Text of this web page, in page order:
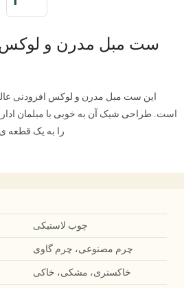
ست مبل مدرن و
این ست مبل مدرن و لوکس افزودنی
است. طراحی شیک آن به خوبی با مبلمان
را به یک قطعه
چوب لاستیکی
چرم مصنوعی، چرم گاوی
خاکستری، مشکی، خاکی